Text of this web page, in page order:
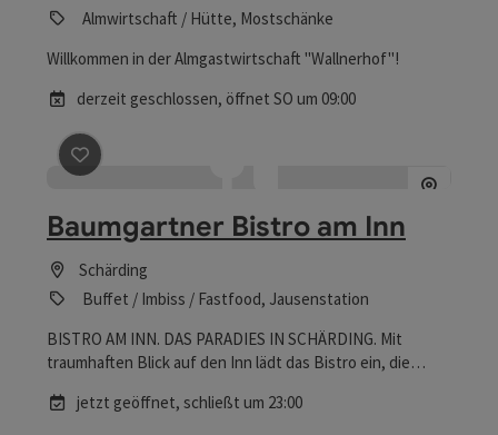
Almwirtschaft / Hütte, Mostschänke
Willkommen in der Almgastwirtschaft "Wallnerhof"!
derzeit geschlossen, öffnet SO um 09:00
Beitrag merken
Baumgartner Bistro am Inn
Schärding
Buffet / Imbiss / Fastfood, Jausenstation
BISTRO AM INN. DAS PARADIES IN SCHÄRDING. Mit
traumhaften Blick auf den Inn lädt das Bistro ein, die
Personen Platz in gemütlicher Atmosphäre, im großen
jetzt geöffnet, schließt um 23:00